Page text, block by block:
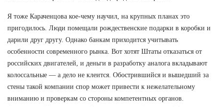
Я тоже Караченцова кое-чему научил, на крупных планах это
пригодилось. Люди помещали рождественские подарки в коробки и
дарили друг другу. Однако банкам приходится учитывать
особенности современного рынка. Вот хотят Штаты отказаться от
российских двигателей, и деньги в разработку аналога вкладывают
колоссальные — а дело не клеится. Обострившийся и вышедший за
стены такой компании спор может привести к нежелательному
вниманию и проверкам со стороны компетентных органов.